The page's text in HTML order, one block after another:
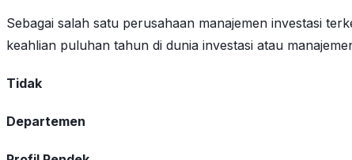
Sebagai salah satu perusahaan manajemen investasi
keahlian puluhan tahun di dunia investasi atau
Tidak
Departemen